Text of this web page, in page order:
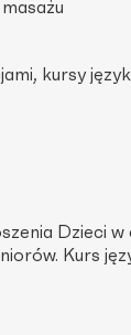
kursy
Dzieci w
Kurs